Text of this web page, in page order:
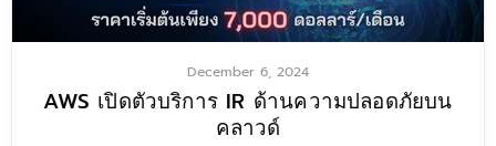
December 6, 2024
AWS เปิดตัวบริการ IR ด้านความปลอดภัยบน
คลาวด์